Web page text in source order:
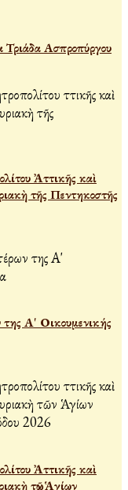
Ασπροπύργου
Ἀττικῆς καὶ
τῆς Πεντηκοστῆς
Α' Οικουμενικής
Ἀττικῆς καὶ
τῶν Ἁγίων